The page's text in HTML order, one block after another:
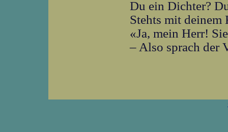
Du ein Dichter?
Stehts mit deinem
«Ja, mein Herr!
– Also sprach der